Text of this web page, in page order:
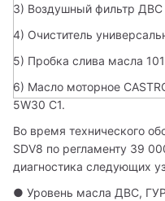
3) Воздушный фильтр ДВС
4) Очиститель
5) Пробка слива масла
6) Масло моторное
5W30 C1.
Во время технического
SDV8 по регламенту 39
диагностика следующих
● Уровень масла ДВС,